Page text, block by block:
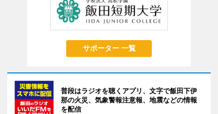
サポーター 一覧
普段はラジオを聴くアプリ、文字で飯田下伊
那の火災、気象警報注意報、地震などの情報
を配信